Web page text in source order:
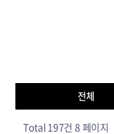
전체
Total 197건 8 페이지